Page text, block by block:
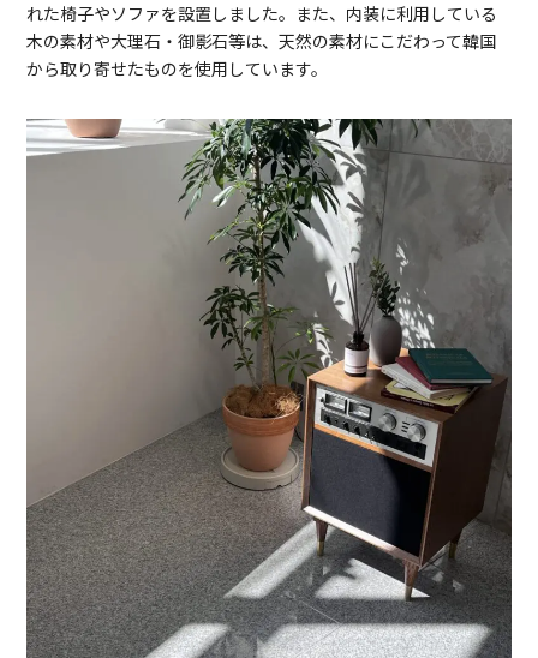
れた椅子やソファを設置しました。また、内装に利用している
木の素材や大理石・御影石等は、天然の素材にこだわって韓国
から取り寄せたものを使用しています。